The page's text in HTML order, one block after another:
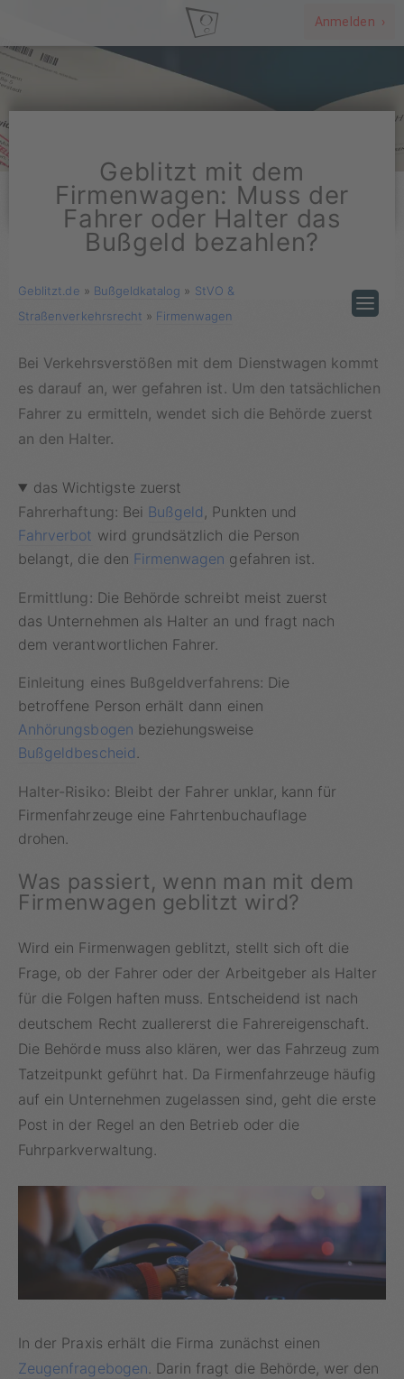
Anmelden ›
Geblitzt mit dem
Firmenwagen: Muss der
Fahrer oder Halter das
Bußgeld bezahlen?
Geblitzt.de » Bußgeldkatalog » StVO &
Straßenverkehrsrecht » Firmenwagen
Bei Verkehrsverstößen mit dem Dienstwagen kommt
es darauf an, wer gefahren ist. Um den tatsächlichen
Fahrer zu ermitteln, wendet sich die Behörde zuerst
an den Halter.
das Wichtigste zuerst
Fahrerhaftung: Bei Bußgeld , Punkten und
Fahrverbot wird grundsätzlich die Person
belangt, die den Firmenwagen gefahren ist.
Ermittlung: Die Behörde schreibt meist zuerst
das Unternehmen als Halter an und fragt nach
dem verantwortlichen Fahrer.
Einleitung eines Bußgeldverfahrens: Die
betroffene Person erhält dann einen
Anhörungsbogen beziehungsweise
Bußgeldbescheid.
Halter-Risiko: Bleibt der Fahrer unklar, kann für
Firmenfahrzeuge eine Fahrtenbuchauflage
drohen.
Was passiert, wenn man mit dem
Firmenwagen geblitzt wird?
Wird ein Firmenwagen geblitzt, stellt sich oft die
Frage, ob der Fahrer oder der Arbeitgeber als Halter
für die Folgen haften muss. Entscheidend ist nach
deutschem Recht zuallererst die Fahrereigenschaft.
Die Behörde muss also klären, wer das Fahrzeug zum
Tatzeitpunkt geführt hat. Da Firmenfahrzeuge häufig
auf ein Unternehmen zugelassen sind, geht die erste
Post in der Regel an den Betrieb oder die
Fuhrparkverwaltung.
In der Praxis erhält die Firma zunächst einen
Zeugenfragebogen. Darin fragt die Behörde, wer den